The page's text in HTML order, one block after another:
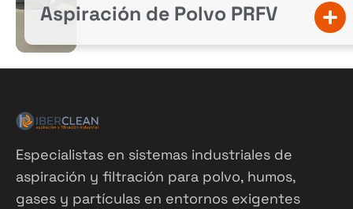
Aspiración de Polvo PRFV
Especialistas en sistemas industriales de
aspiración y filtración para polvo, humos,
gases y partículas en entornos exigentes